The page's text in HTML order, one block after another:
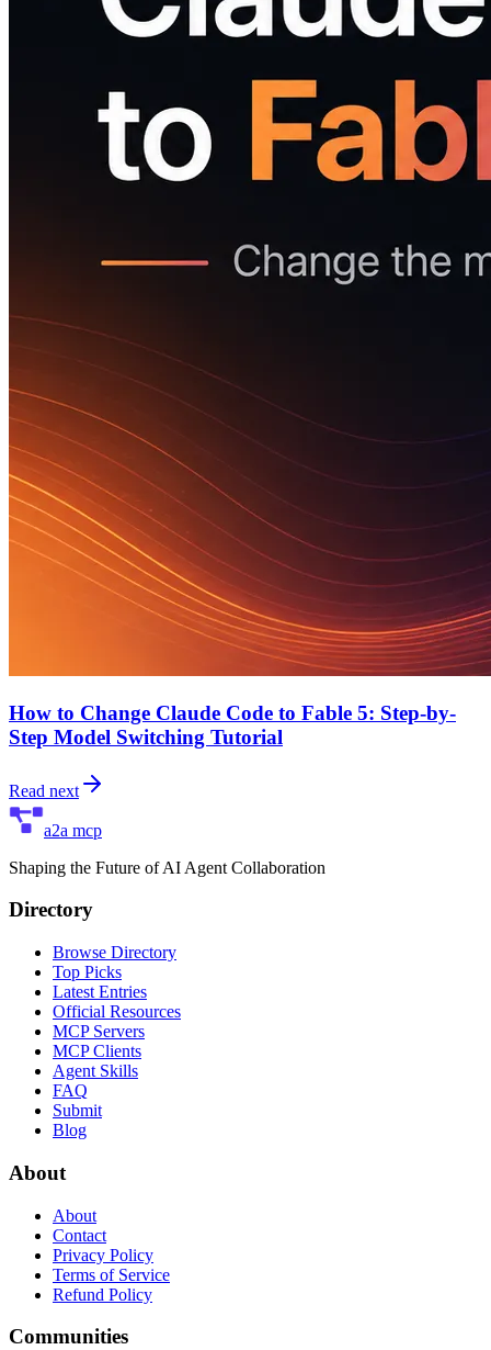
How to Change Claude Code to Fable 5: Step-by-
Step Model Switching Tutorial
Read next
a2a mcp
Shaping the Future of AI Agent Collaboration
Directory
Browse Directory
Top Picks
Latest Entries
Official Resources
MCP Servers
MCP Clients
Agent Skills
FAQ
Submit
Blog
About
About
Contact
Privacy Policy
Terms of Service
Refund Policy
Communities